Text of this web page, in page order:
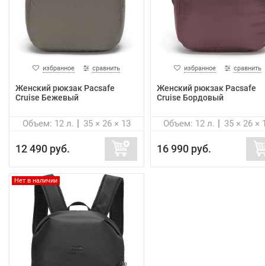
избранное сравнить
Женский рюкзак Pacsafe
Cruise Бежевый
35 × 26 × 13
Объем: 12 л.
12 490 руб.
избранное сравнить
Женский рюкзак Pacsafe
Cruise Бордовый
35 × 26 ×
Объем: 12 л.
16 990 руб.
Нет в наличии